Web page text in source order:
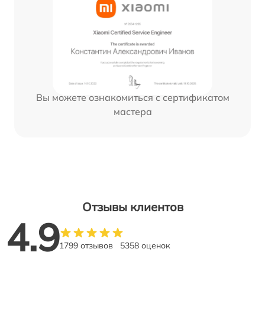
Вы можете ознакомиться с сертификатом
мастера
Отзывы клиентов
4.91799 отзывов 5358 оценок